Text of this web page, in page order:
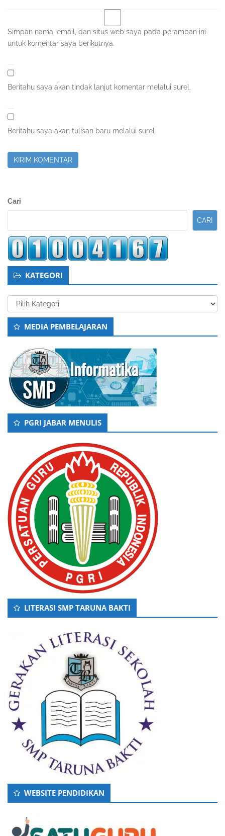
Simpan nama, email, dan situs web saya pada peramban ini
untuk komentar saya berikutnya.
Beritahu saya akan tindak lanjut komentar melalui surel.
Beritahu saya akan tulisan baru melalui surel.
Sidebar
Cari
CARI
KATEGORI
Kategori
MEDIA PEMBELAJARAN
PGRI JABAR MENULIS
LITERASI SMP TARUNA BAKTI
WEBSITE PENDIDIKAN